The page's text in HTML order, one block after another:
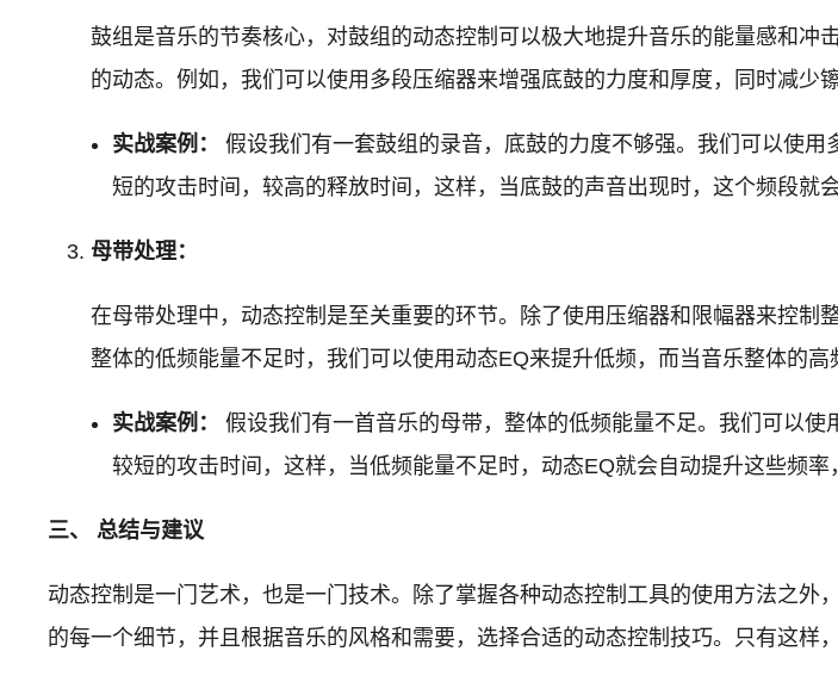
鼓组是音乐的节奏核心，对鼓组的动态控制可以极大地提升音乐的能量感和
的动态。例如，我们可以使用多段压缩器来增强底鼓的力度和厚度，同时减少
实战案例：
假设我们有一套鼓组的录音，底鼓的力度不够强。我们可以使
短的攻击时间，较高的释放时间，这样，当底鼓的声音出现时，这个频段就
母带处理：
在母带处理中，动态控制是至关重要的环节。除了使用压缩器和限幅器来控
整体的低频能量不足时，我们可以使用动态EQ来提升低频，而当音乐整体的
实战案例：
假设我们有一首音乐的母带，整体的低频能量不足。我们可以
较短的攻击时间，这样，当低频能量不足时，动态EQ就会自动提升这些频率
三、 总结与建议
动态控制是一门艺术，也是一门技术。除了掌握各种动态控制工具的使用方法之
的每一个细节，并且根据音乐的风格和需要，选择合适的动态控制技巧。只有这样